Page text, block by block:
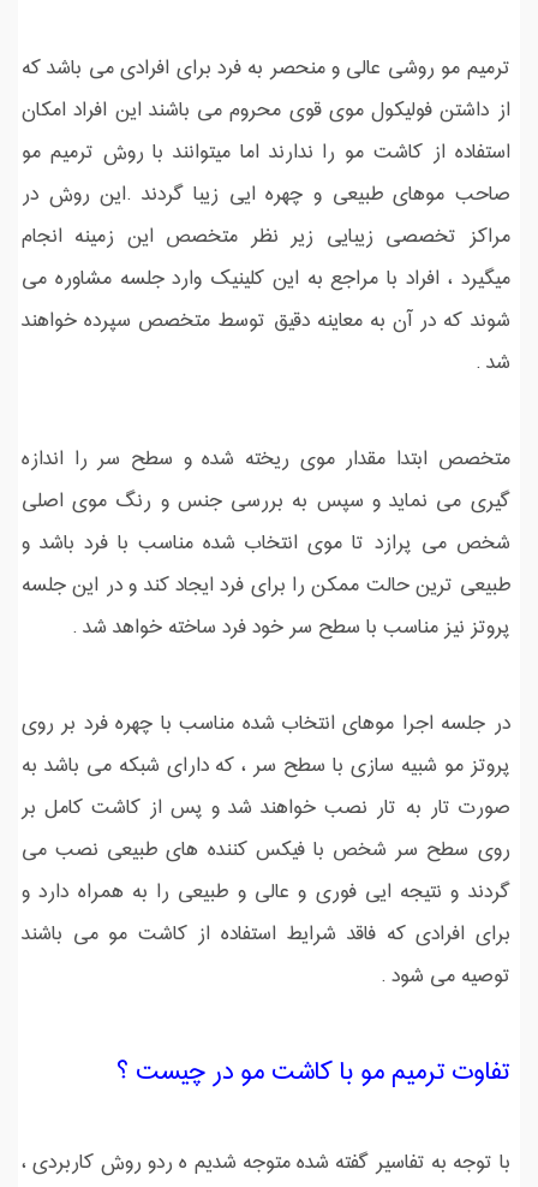
ترمیم مو روشی عالی و منحصر به فرد برای افرادی می باشد که
از داشتن فولیکول موی قوی محروم می باشند این افراد امکان
استفاده از کاشت مو را ندارند اما میتوانند با روش ترمیم مو
صاحب موهای طبیعی و چهره ایی زیبا گردند .این روش در
مراکز تخصصی زیبایی زیر نظر متخصص این زمینه انجام
میگیرد ، افراد با مراجع به این کلینیک وارد جلسه مشاوره می
شوند که در آن به معاینه دقیق توسط متخصص سپرده خواهند
شد .
متخصص ابتدا مقدار موی ریخته شده و سطح سر را اندازه
گیری می نماید و سپس به بررسی جنس و رنگ موی اصلی
شخص می پرازد تا موی انتخاب شده مناسب با فرد باشد و
طبیعی ترین حالت ممکن را برای فرد ایجاد کند و در این جلسه
پروتز نیز مناسب با سطح سر خود فرد ساخته خواهد شد .
در جلسه اجرا موهای انتخاب شده مناسب با چهره فرد بر روی
پروتز مو شبیه سازی با سطح سر ، که دارای شبکه می باشد به
صورت تار به تار نصب خواهند شد و پس از کاشت کامل بر
روی سطح سر شخص با فیکس کننده های طبیعی نصب می
گردند و نتیجه ایی فوری و عالی و طبیعی را به همراه دارد و
برای افرادی که فاقد شرایط استفاده از کاشت مو می باشند
توصیه می شود .
تفاوت ترمیم مو با کاشت مو در چیست ؟
با توجه به تفاسیر گفته شده متوجه شدیم ه ردو روش کاربردی ،